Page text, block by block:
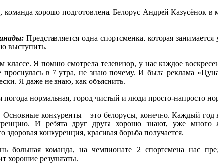
команда хорошо подготовлена. Белорус Андрей Казусёнок в
Представляется одна спортсменка, которая занимается
выступить.
классе. Я помню смотрела телевизор, у нас каждое
проснулась в 7 утра, не знаю почему. И была реклама
Я даже не знаю, как объяснить.
погода нормальная, город чистый и люди просто-напросто
Основные конкуренты – это белорусы, конечно. Каждый год
И ребята друг друга хорошо знают, уже много
конкуренция, красивая борьба получается.
большая команда, на чемпионате 2 спортсмена нас
хорошие результаты.